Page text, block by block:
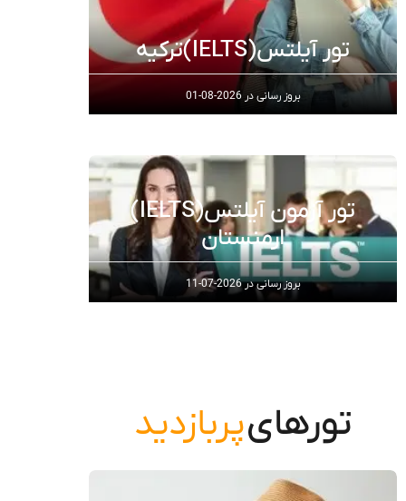
تور آیلتس(IELTS)ترکیه
بروز رسانی در2026-08-01
تور آزمون آیلتس(IELTS)
ارمنستان
بروز رسانی در2026-07-11
تورهایپربازدید